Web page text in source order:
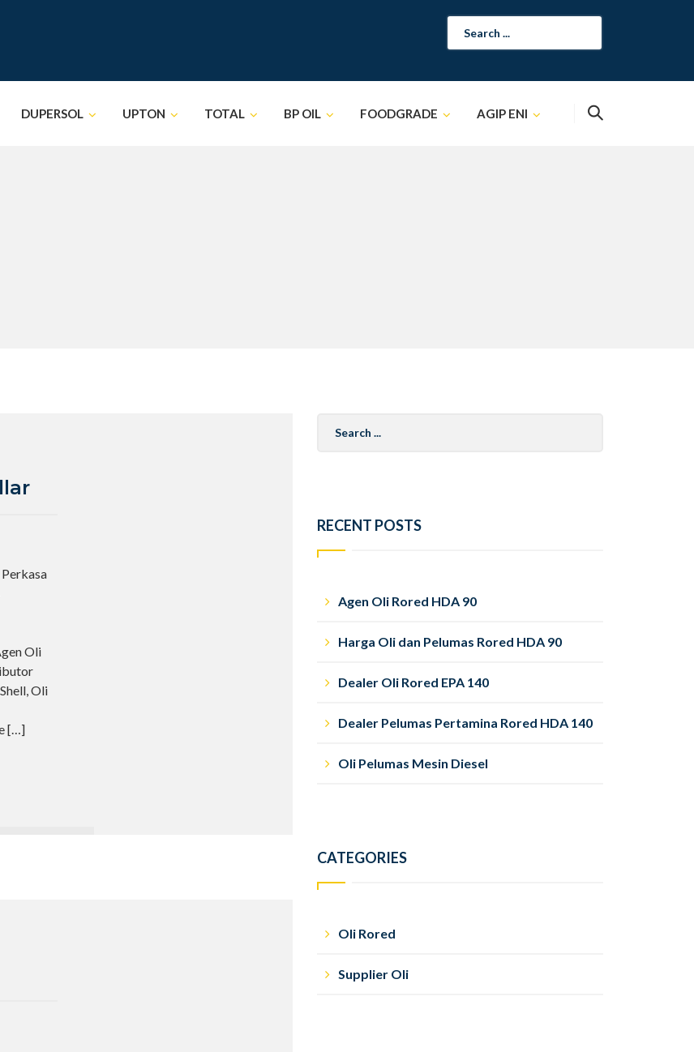
Search
for:
DUPERSOL UPTON TOTAL BP OIL FOODGRADE AGIP ENI
Oli
Oli
[…]
for:
RECENT POSTS
Agen Oli Rored HDA 90
Harga Oli dan Pelumas Rored HDA 90
Dealer Oli Rored EPA 140
Dealer Pelumas Pertamina Rored HDA 140
Oli Pelumas Mesin Diesel
CATEGORIES
Oli Rored
Supplier Oli